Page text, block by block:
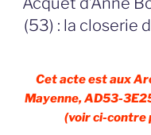
(53) : la closerie
Cet acte est aux
Mayenne, AD53-
(voir ci-contre